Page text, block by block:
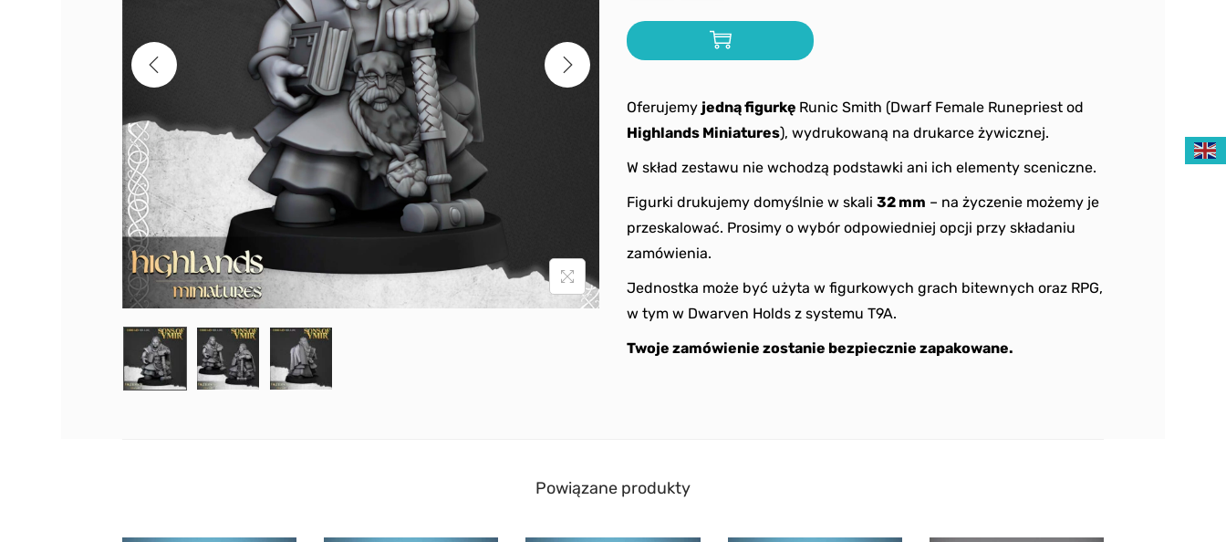
Oferujemy jedną figurkę Runic Smith (Dwarf Female Runepriest od
Highlands Miniatures), wydrukowaną na drukarce żywicznej.
W skład zestawu nie wchodzą podstawki ani ich elementy sceniczne.
Figurki drukujemy domyślnie w skali 32 mm – na życzenie możemy je
przeskalować. Prosimy o wybór odpowiedniej opcji przy składaniu
zamówienia.
Jednostka może być użyta w figurkowych grach bitewnych oraz RPG,
w tym w Dwarven Holds z systemu T9A.
Twoje zamówienie zostanie bezpiecznie zapakowane.
Powiązane produkty